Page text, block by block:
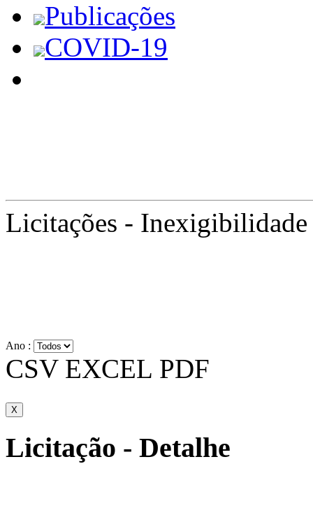
Publicações
COVID-19
Licitações - Inexigibilidade
Ano :
CSV EXCEL PDF
X
Licitação - Detalhe